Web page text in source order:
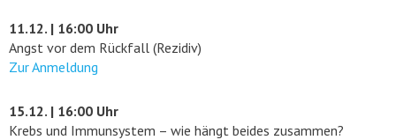
11.12. | 16:00 Uhr
Angst vor dem Rückfall (Rezidiv)
Zur Anmeldung
15.12. | 16:00 Uhr
Krebs und Immunsystem – wie hängt beides zusammen?